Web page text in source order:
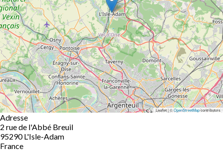
Leaflet | ©OpenStreetMapcontributors
Adresse
2 rue de l'Abbé Breuil
95290 L'Isle-Adam
France